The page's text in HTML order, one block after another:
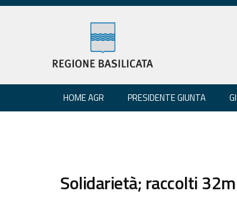
HOME AGR PRESIDENTE GIUNTA
Solidarietà; raccolti